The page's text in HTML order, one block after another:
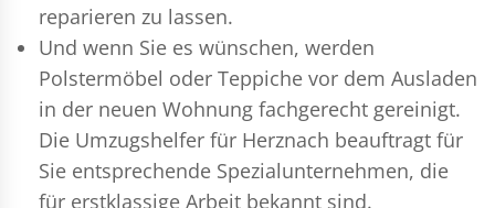
reparieren zu lassen.
Und wenn Sie es wünschen, werden
Polstermöbel oder Teppiche vor dem Ausladen
in der neuen Wohnung fachgerecht gereinigt.
Die Umzugshelfer für Herznach beauftragt für
Sie entsprechende Spezialunternehmen, die
für erstklassige Arbeit bekannt sind.